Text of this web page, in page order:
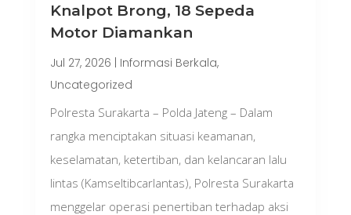
Knalpot Brong, 18 Sepeda
Motor Diamankan
Jul 27, 2026 | Informasi Berkala,
Uncategorized
Polresta Surakarta – Polda Jateng – Dalam
rangka menciptakan situasi keamanan,
keselamatan, ketertiban, dan kelancaran lalu
lintas (Kamseltibcarlantas), Polresta Surakarta
menggelar operasi penertiban terhadap aksi